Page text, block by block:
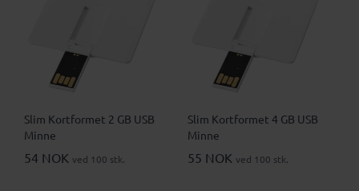
Slim Kortformet 2 GB USB
Minne
54 NOK ved 100 stk.
Slim Kortformet 4 GB USB
Minne
55 NOK ved 100 stk.